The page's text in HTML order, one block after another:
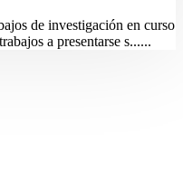
de investigación en curso
a presentarse s......